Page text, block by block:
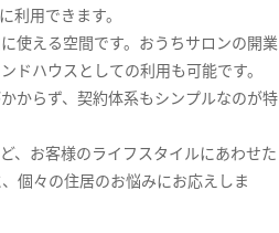
利用できます。
使える空間です。おうちサロンの開業
ドハウスとしての利用も可能です。
からず、契約体系もシンプルなのが特
、お客様のライフスタイルにあわせた
個々の住居のお悩みにお応えしま